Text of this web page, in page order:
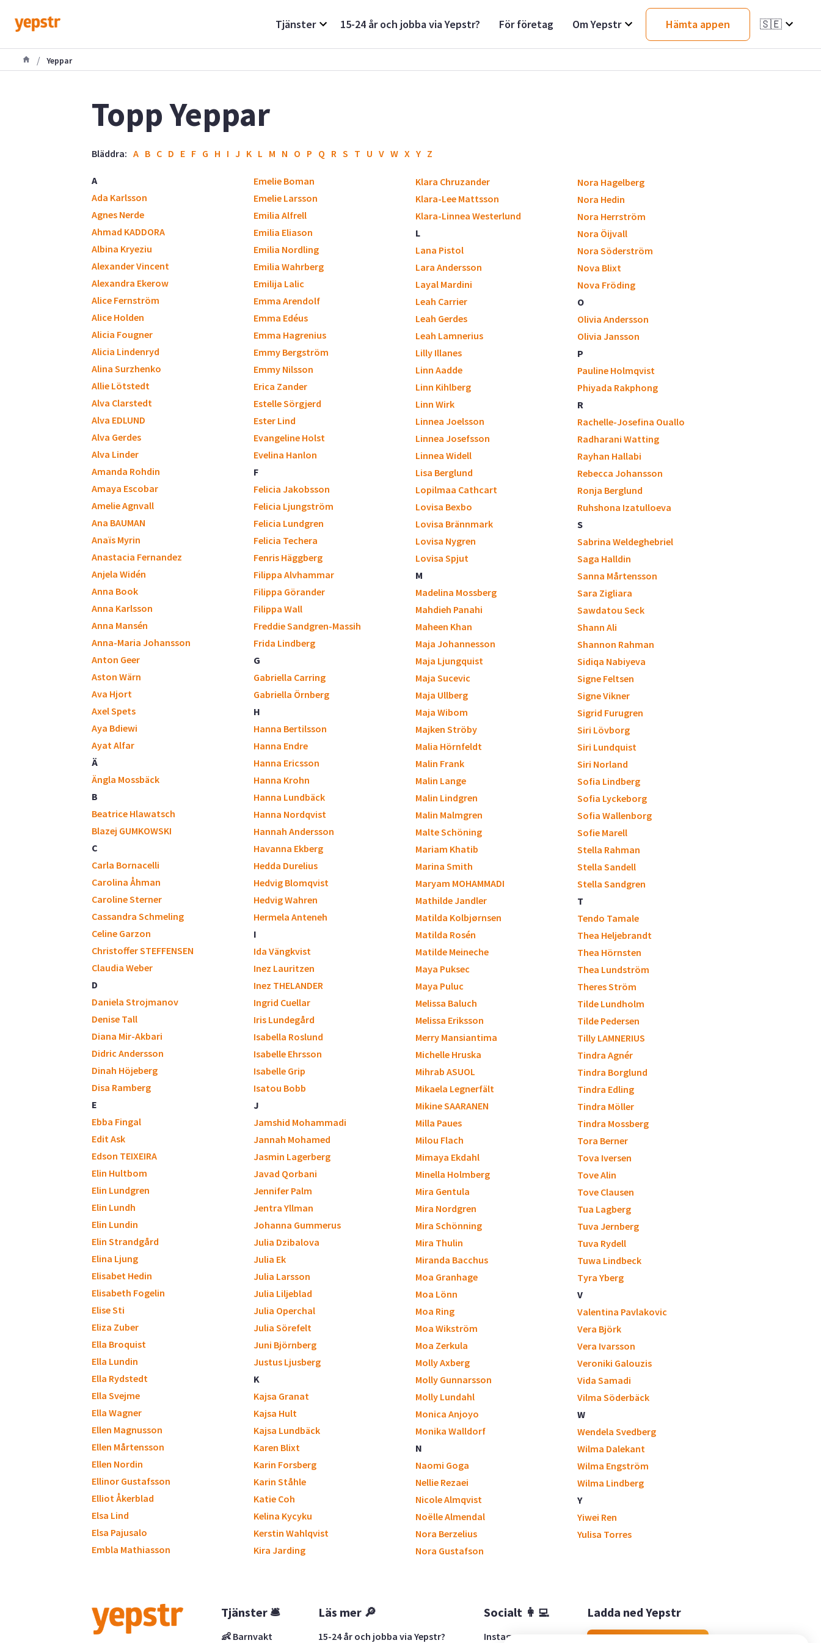
Tjänster 15-24 år och jobba via Yepstr? För företag Om Yepstr Hämta appen 🇸🇪
/ Yeppar
Topp Yeppar
Bläddra: A B C D E F G H I J K L M N O P Q R S T U V W X Y Z
A
Ada Karlsson
Agnes Nerde
Ahmad KADDORA
Albina Kryeziu
Alexander Vincent
Alexandra Ekerow
Alice Fernström
Alice Holden
Alicia Fougner
Alicia Lindenryd
Alina Surzhenko
Allie Lötstedt
Alva Clarstedt
Alva EDLUND
Alva Gerdes
Alva Linder
Amanda Rohdin
Amaya Escobar
Amelie Agnvall
Ana BAUMAN
Anaïs Myrin
Anastacia Fernandez
Anjela Widén
Anna Book
Anna Karlsson
Anna Mansén
Anna-Maria Johansson
Anton Geer
Aston Wärn
Ava Hjort
Axel Spets
Aya Bdiewi
Ayat Alfar
Ä
Ängla Mossbäck
B
Beatrice Hlawatsch
Blazej GUMKOWSKI
C
Carla Bornacelli
Carolina Åhman
Caroline Sterner
Cassandra Schmeling
Celine Garzon
Christoffer STEFFENSEN
Claudia Weber
D
Daniela Strojmanov
Denise Tall
Diana Mir-Akbari
Didric Andersson
Dinah Höjeberg
Disa Ramberg
E
Ebba Fingal
Edit Ask
Edson TEIXEIRA
Elin Hultbom
Elin Lundgren
Elin Lundh
Elin Lundin
Elin Strandgård
Elina Ljung
Elisabet Hedin
Elisabeth Fogelin
Elise Sti
Eliza Zuber
Ella Broquist
Ella Lundin
Ella Rydstedt
Ella Svejme
Ella Wagner
Ellen Magnusson
Ellen Mårtensson
Ellen Nordin
Ellinor Gustafsson
Elliot Åkerblad
Elsa Lind
Elsa Pajusalo
Embla Mathiasson
Emelie Boman
Emelie Larsson
Emilia Alfrell
Emilia Eliason
Emilia Nordling
Emilia Wahrberg
Emilija Lalic
Emma Arendolf
Emma Edéus
Emma Hagrenius
Emmy Bergström
Emmy Nilsson
Erica Zander
Estelle Sörgjerd
Ester Lind
Evangeline Holst
Evelina Hanlon
F
Felicia Jakobsson
Felicia Ljungström
Felicia Lundgren
Felicia Techera
Fenris Häggberg
Filippa Alvhammar
Filippa Görander
Filippa Wall
Freddie Sandgren-Massih
Frida Lindberg
G
Gabriella Carring
Gabriella Örnberg
H
Hanna Bertilsson
Hanna Endre
Hanna Ericsson
Hanna Krohn
Hanna Lundbäck
Hanna Nordqvist
Hannah Andersson
Havanna Ekberg
Hedda Durelius
Hedvig Blomqvist
Hedvig Wahren
Hermela Anteneh
I
Ida Vängkvist
Inez Lauritzen
Inez THELANDER
Ingrid Cuellar
Iris Lundegård
Isabella Roslund
Isabelle Ehrsson
Isabelle Grip
Isatou Bobb
J
Jamshid Mohammadi
Jannah Mohamed
Jasmin Lagerberg
Javad Qorbani
Jennifer Palm
Jentra Yllman
Johanna Gummerus
Julia Dzibalova
Julia Ek
Julia Larsson
Julia Liljeblad
Julia Operchal
Julia Sörefelt
Juni Björnberg
Justus Ljusberg
K
Kajsa Granat
Kajsa Hult
Kajsa Lundbäck
Karen Blixt
Karin Forsberg
Karin Ståhle
Katie Coh
Kelina Kycyku
Kerstin Wahlqvist
Kira Jarding
Klara Chruzander
Klara-Lee Mattsson
Klara-Linnea Westerlund
L
Lana Pistol
Lara Andersson
Layal Mardini
Leah Carrier
Leah Gerdes
Leah Lamnerius
Lilly Illanes
Linn Aadde
Linn Kihlberg
Linn Wirk
Linnea Joelsson
Linnea Josefsson
Linnea Widell
Lisa Berglund
Lopilmaa Cathcart
Lovisa Bexbo
Lovisa Brännmark
Lovisa Nygren
Lovisa Spjut
M
Madelina Mossberg
Mahdieh Panahi
Maheen Khan
Maja Johannesson
Maja Ljungquist
Maja Sucevic
Maja Ullberg
Maja Wibom
Majken Ströby
Malia Hörnfeldt
Malin Frank
Malin Lange
Malin Lindgren
Malin Malmgren
Malte Schöning
Mariam Khatib
Marina Smith
Maryam MOHAMMADI
Mathilde Jandler
Matilda Kolbjørnsen
Matilda Rosén
Matilde Meineche
Maya Puksec
Maya Puluc
Melissa Baluch
Melissa Eriksson
Merry Mansiantima
Michelle Hruska
Mihrab ASUOL
Mikaela Legnerfält
Mikine SAARANEN
Milla Paues
Milou Flach
Mimaya Ekdahl
Minella Holmberg
Mira Gentula
Mira Nordgren
Mira Schönning
Mira Thulin
Miranda Bacchus
Moa Granhage
Moa Lönn
Moa Ring
Moa Wikström
Moa Zerkula
Molly Axberg
Molly Gunnarsson
Molly Lundahl
Monica Anjoyo
Monika Walldorf
N
Naomi Goga
Nellie Rezaei
Nicole Almqvist
Noëlle Almendal
Nora Berzelius
Nora Gustafson
Nora Hagelberg
Nora Hedin
Nora Herrström
Nora Öijvall
Nora Söderström
Nova Blixt
Nova Fröding
O
Olivia Andersson
Olivia Jansson
P
Pauline Holmqvist
Phiyada Rakphong
R
Rachelle-Josefina Ouallo
Radharani Watting
Rayhan Hallabi
Rebecca Johansson
Ronja Berglund
Ruhshona Izatulloeva
S
Sabrina Weldeghebriel
Saga Halldin
Sanna Mårtensson
Sara Zigliara
Sawdatou Seck
Shann Ali
Shannon Rahman
Sidiqa Nabiyeva
Signe Feltsen
Signe Vikner
Sigrid Furugren
Siri Lövborg
Siri Lundquist
Siri Norland
Sofia Lindberg
Sofia Lyckeborg
Sofia Wallenborg
Sofie Marell
Stella Rahman
Stella Sandell
Stella Sandgren
T
Tendo Tamale
Thea Heljebrandt
Thea Hörnsten
Thea Lundström
Theres Ström
Tilde Lundholm
Tilde Pedersen
Tilly LAMNERIUS
Tindra Agnér
Tindra Borglund
Tindra Edling
Tindra Möller
Tindra Mossberg
Tora Berner
Tova Iversen
Tove Alin
Tove Clausen
Tua Lagberg
Tuva Jernberg
Tuva Rydell
Tuwa Lindbeck
Tyra Yberg
V
Valentina Pavlakovic
Vera Björk
Vera Ivarsson
Veroniki Galouzis
Vida Samadi
Vilma Söderbäck
W
Wendela Svedberg
Wilma Dalekant
Wilma Engström
Wilma Lindberg
Y
Yiwei Ren
Yulisa Torres
Tjänster 🛎
👶 Barnvakt
Läs mer 🔎
15-24 år och jobba via Yepstr?
Socialt 👩‍💻
Instagram
Ladda ned Yepstr